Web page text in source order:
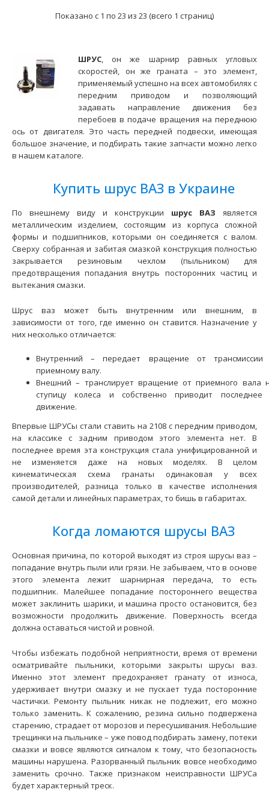
ШРУС наружный ВАЗ-2123 (24 шлица, диаметр 26,47 мм)
АвтоВАЗ
670 грн.
Применение на автомобилях семейства ВАЗ-2123 Niva
Chevrolet и их модификаций не укомплектованны..
ШРУС наружный ВАЗ-2123 Niva Chevrolet ( 24 шлица) ABS
АвтоВАЗ
690 грн.
ШРУС наружный ВАЗ-2123 Trialli
573 грн.
Применение на автомобилях семейства ВАЗ-2123 "Niva
Показано с 1 по 23 из 23 (всего 1 страниц)
ШРУС, он же шарнир равных угловых
скоростей, он же граната – это элемент,
применяемый успешно на всех автомобилях с
передним приводом и позволяющий
задавать направление движения без
перебоев в подаче вращения на переднюю
ось от двигателя. Это часть передней подвески, имеющая
большое значение, и подбирать такие запчасти можно легко
в нашем каталоге.
Купить шрус ВАЗ в Украине
По внешнему виду и конструкции шрус ВАЗ является
металлическим изделием, состоящим из корпуса сложной
формы и подшипников, которыми он соединяется с валом.
Сверху собранная и забитая смазкой конструкция полностью
закрывается резиновым чехлом (пыльником) для
предотвращения попадания внутрь посторонних частиц и
вытекания смазки.
Шрус ваз может быть внутренним или внешним, в
зависимости от того, где именно он ставится. Назначение у
них несколько отличается:
Внутренний – передает вращение от трансмиссии
приемному валу.
Внешний – транслирует вращение от приемного вала
ступицу колеса и собственно приводит последнее
движение.
Впервые ШРУСы стали ставить на 2108 с передним приводом,
на классике с задним приводом этого элемента нет. В
последнее время эта конструкция стала унифицированной и
не изменяется даже на новых моделях. В целом
кинематическая схема гранаты одинаковая у всех
производителей, разница только в качестве исполнения
самой детали и линейных параметрах, то бишь в габаритах.
Когда ломаются шрусы ВАЗ
Основная причина, по которой выходят из строя шрусы ваз –
попадание внутрь пыли или грязи. Не забываем, что в основе
этого элемента лежит шарнирная передача, то есть
подшипник. Малейшее попадание постороннего вещества
может заклинить шарики, и машина просто остановится, без
возможности продолжить движение. Поверхность всегда
должна оставаться чистой и ровной.
Чтобы избежать подобной неприятности, время от времени
осматривайте пыльники, которыми закрыты шрусы ваз.
Именно этот элемент предохраняет гранату от износа,
удерживает внутри смазку и не пускает туда посторонние
частички. Ремонту пыльник никак не подлежит, его можно
только заменить. К сожалению, резина сильно подвержена
старению, страдает от морозов и пересушивания. Небольшие
трещинки на пыльнике – уже повод подбирать замену, потеки
смазки и вовсе являются сигналом к тому, что безопасность
машины нарушена. Разорванный пыльник вовсе необходимо
заменить срочно. Также признаком неисправности ШРУСа
будет характерный треск.